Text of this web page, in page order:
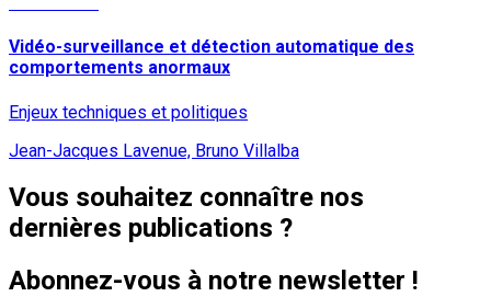
Vidéo-surveillance et détection automatique des
comportements anormaux
Enjeux techniques et politiques
Jean-Jacques Lavenue, Bruno Villalba
Vous souhaitez connaître nos
dernières publications ?
Abonnez-vous à notre newsletter !